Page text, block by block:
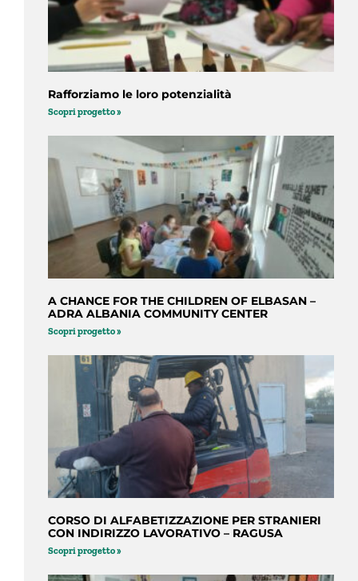
Rafforziamo le loro potenzialità
Scopri progetto »
A CHANCE FOR THE CHILDREN OF ELBASAN –
ADRA ALBANIA COMMUNITY CENTER
Scopri progetto »
CORSO DI ALFABETIZZAZIONE PER STRANIERI
CON INDIRIZZO LAVORATIVO – RAGUSA
Scopri progetto »